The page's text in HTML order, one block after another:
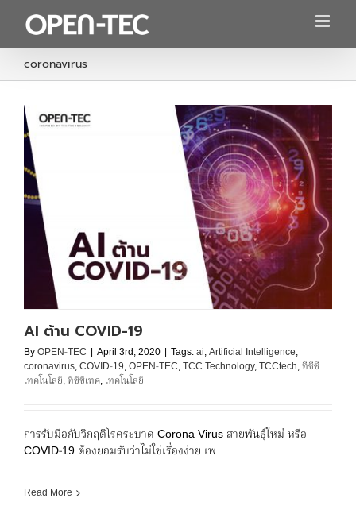
content
coronavirus
AI ต้าน COVID-19
ByOPEN-TEC | April 3rd, 2020 | Tags:ai,Artificial Intelligence,
coronavirus,COVID-19,OPEN-TEC,TCC Technology,TCCtech,ทีซีซี
เทคโนโลยี,ทีซีซีเทค, เทคโนโลยี
การรับมือกับวิกฤติโรคระบาด Corona Virus สายพันธุ์ใหม่ หรือ
COVID-19 ต้องยอมรับว่าไม่ใช่เรื่องง่าย เพ ...
Read More